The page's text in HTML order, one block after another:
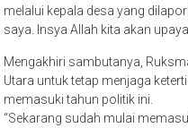
melalui kepala desa yang
saya. Insya Allah kita akan
Mengakhiri sambutanya,
Utara untuk tetap menjaga
memasuki tahun politik ini.
“Sekarang sudah mulai